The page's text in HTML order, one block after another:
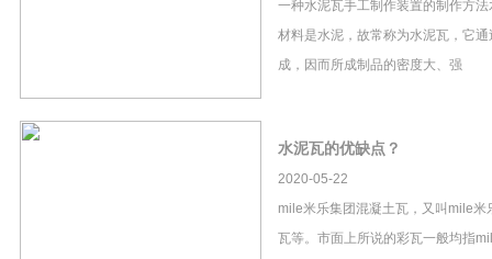
一种水泥瓦手工制作装置的制作方
材料是水泥，故常称为水泥瓦，它
成，因而所成制品的密度大、强
水泥瓦的优缺点？
2020-05-22
mile米乐集团混凝土瓦，又叫mile米
瓦等。市面上所说的彩瓦一般均指